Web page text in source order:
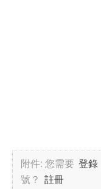
附件:您需要 登錄
號？ 註冊